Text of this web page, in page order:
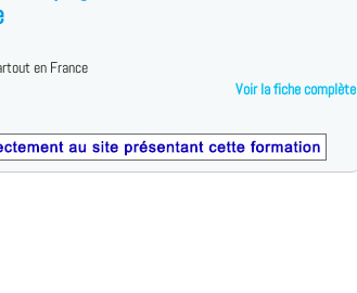
en France
Voir la fiche complète